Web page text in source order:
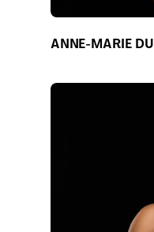
ANNE-MARIE